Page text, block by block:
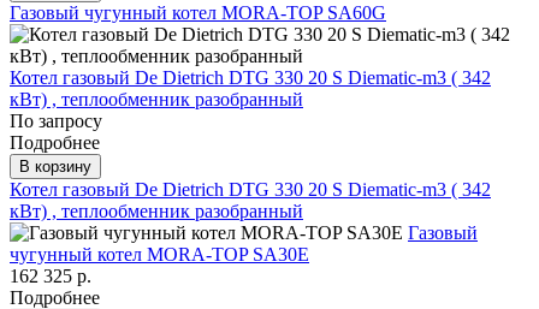
Газовый чугунный котел MORA-TOP SA60G
Котел газовый De Dietrich DTG 330 20 S Diematic-m3 ( 342
кВт) , теплообменник разобранный
По запросу
Подробнее
В корзину
Котел газовый De Dietrich DTG 330 20 S Diematic-m3 ( 342
кВт) , теплообменник разобранный
Газовый
чугунный котел MORA-TOP SA30E
162 325 р.
Подробнее